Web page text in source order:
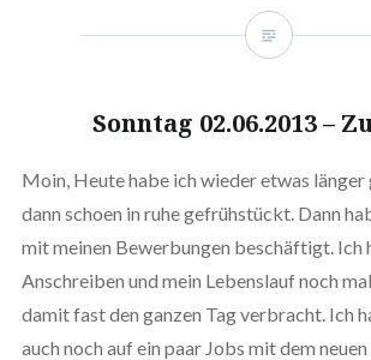
Sonntag 02.06.2013 –
Moin, Heute habe ich wieder etwas länger
dann schoen in ruhe gefrühstückt. Dann
mit meinen Bewerbungen beschäftigt. Ich
Anschreiben und mein Lebenslauf noch
damit fast den ganzen Tag verbracht. Ich
auch noch auf ein paar Jobs mit dem neuen